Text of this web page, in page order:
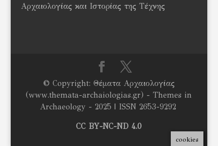
Αρχαιολογίας και Ιστορίας της Τέχνης
© Copyright: Θέματα Αρχαιολογίας
(www.themata-archaiologias.gr) - Themes in
Archaeology - 2025 | ISSN 2653-9292
CC BY-NC-ND 4.0
cookies